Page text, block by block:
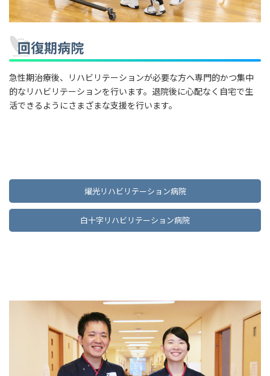
回復期病院
急性期治療後、リハビリテーションが必要な方へ専門的かつ集中
的なリハビリテーションを行います。退院後に心配なく自宅で生
活できるようにさまざまな支援を行います。
燿光リハビリテーション病院
白十字リハビリテーション病院